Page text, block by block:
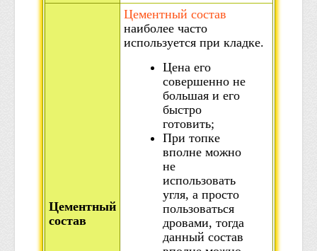
Цементный
состав
Цементный состав
наиболее часто
используется при кладке.
Цена его
совершенно не
большая и его
быстро
готовить;
При топке
вполне можно
не
использовать
угля, а просто
пользоваться
дровами, тогда
данный состав